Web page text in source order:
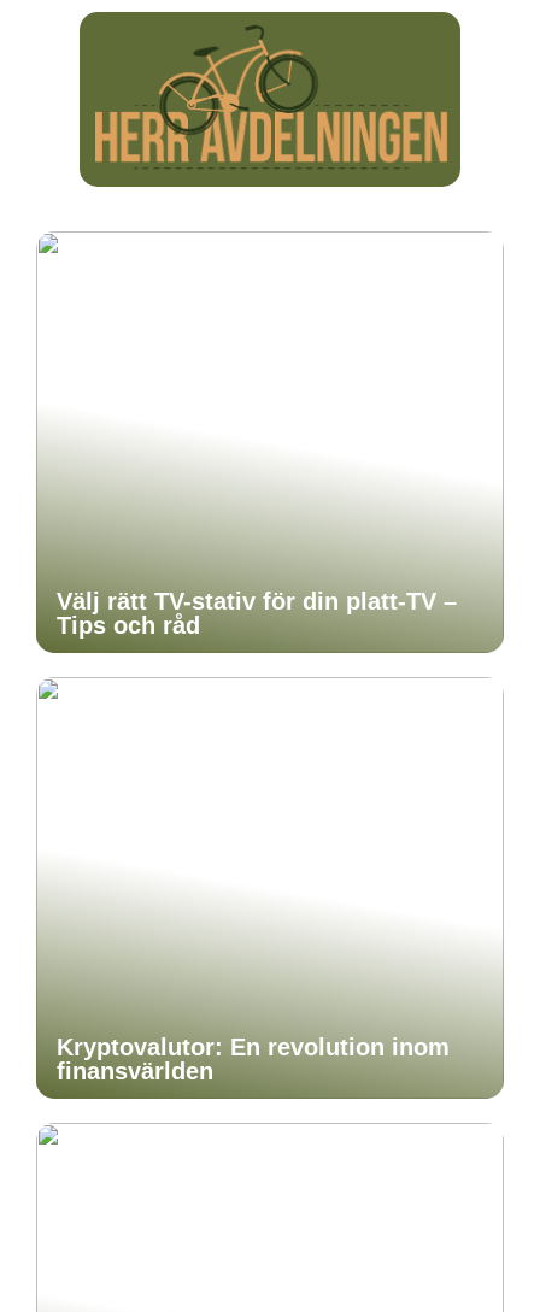
Välj rätt TV-stativ för din platt-TV –
Tips och råd
Kryptovalutor: En revolution inom
finansvärlden